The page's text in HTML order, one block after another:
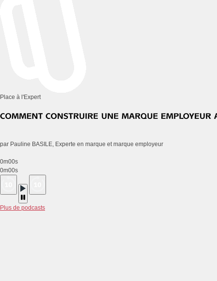
Place à l'Expert
par Pauline BASILE, Experte en marque et marque employeur
0m00s
0m00s
Plus de podcasts